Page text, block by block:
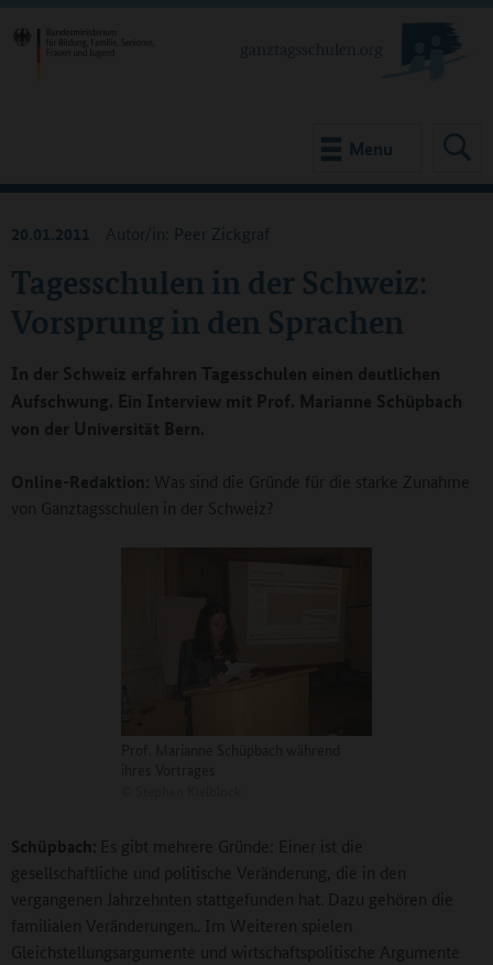
Menu
Tagesschulen in der Schweiz:
Vorsprung in den Sprachen
20.01.2011 Autor/in: Peer Zickgraf
In der Schweiz erfahren Tagesschulen einen deutlichen
Aufschwung. Ein Interview mit Prof. Marianne Schüpbach
von der Universität Bern.
Online-Redaktion: Was sind die Gründe für die starke Zunahme
von Ganztagsschulen in der Schweiz?
Schüpbach: Es gibt mehrere Gründe: Einer ist die
gesellschaftliche und politische Veränderung, die in den
vergangenen Jahrzehnten stattgefunden hat. Dazu gehören die
familialen Veränderungen.. Im Weiteren spielen
Gleichstellungsargumente und wirtschaftspolitische Argumente